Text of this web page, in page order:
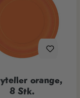
orange,
8 Stk.